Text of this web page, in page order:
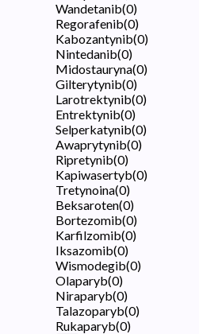
Wandetanib(0)
Regorafenib(0)
Kabozantynib(0)
Nintedanib(0)
Midostauryna(0)
Gilterytynib(0)
Larotrektynib(0)
Entrektynib(0)
Selperkatynib(0)
Awaprytynib(0)
Ripretynib(0)
Kapiwasertyb(0)
Tretynoina(0)
Beksaroten(0)
Bortezomib(0)
Karfilzomib(0)
Iksazomib(0)
Wismodegib(0)
Olaparyb(0)
Niraparyb(0)
Talazoparyb(0)
Rukaparyb(0)